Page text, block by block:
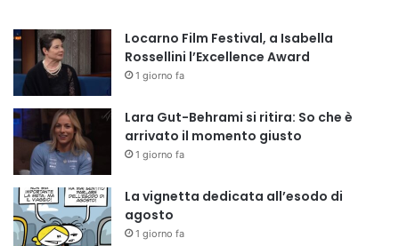
Locarno Film Festival, a Isabella
Rossellini l’Excellence Award
1 giorno fa
Lara Gut-Behrami si ritira: So che è
arrivato il momento giusto
1 giorno fa
La vignetta dedicata all’esodo di
agosto
1 giorno fa